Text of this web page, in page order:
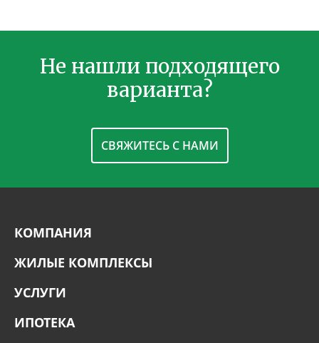
Не нашли подходящего
варианта?
СВЯЖИТЕСЬ С НАМИ
КОМПАНИЯ
ЖИЛЫЕ КОМПЛЕКСЫ
УСЛУГИ
ИПОТЕКА